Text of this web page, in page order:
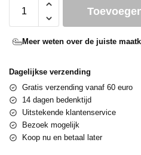
Meer weten over de juiste
Dagelijkse verzending
Gratis verzending vanaf 60 euro
14 dagen bedenktijd
Uitstekende klantenservice
Bezoek mogelijk
Koop nu en betaal later